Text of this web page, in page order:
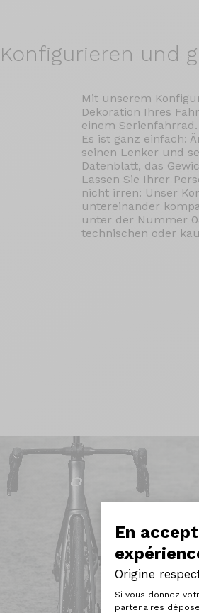
En
Origine
Si vous donnez
partenaires
Konfigurieren und
Mit unserem
Dekoration Ihres
einem Serienfahrrad.
Es ist ganz einfach:
seinen Lenker und
Datenblatt, das
Lassen Sie Ihrer
nicht irren: Unser
untereinander
unter der Nummer
technischen oder